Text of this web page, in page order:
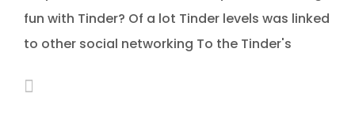
fun with Tinder? Of a lot Tinder levels was linked
to other social networking To the Tinder's